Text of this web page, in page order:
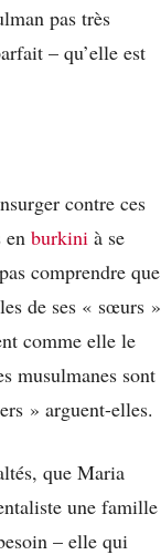
pas très
– qu’elle est
contre ces
burkini à se
comprendre que
de ses « sœurs »
comme elle le
musulmanes sont
» arguent-elles.
que Maria
une famille
– elle qui